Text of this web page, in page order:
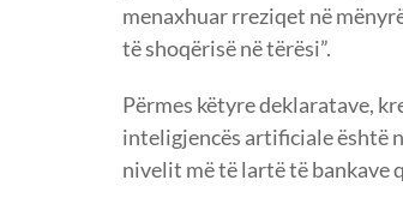
menaxhuar rreziqet në
të shoqërisë në tërësi”.
Përmes këtyre deklaratave,
inteligjencës artificiale është
nivelit më të lartë të bankave